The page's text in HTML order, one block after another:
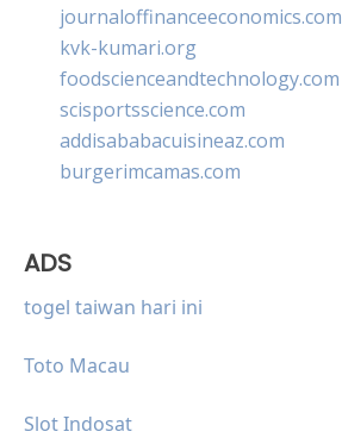
journaloffinanceeconomics.com
kvk-kumari.org
foodscienceandtechnology.com
scisportsscience.com
addisababacuisineaz.com
burgerimcamas.com
ADS
togel taiwan hari ini
Toto Macau
Slot Indosat